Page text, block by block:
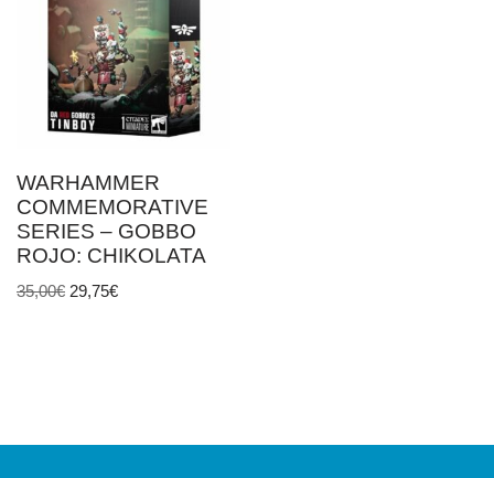
WARHAMMER
COMMEMORATIVE
SERIES – GOBBO
ROJO: CHIKOLATA
35,00€ 29,75€